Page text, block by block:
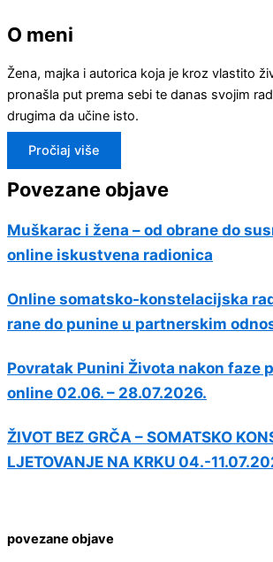
O meni
Žena, majka i autorica koja je kroz vlastito
pronašla put prema sebi te danas svojim
drugima da učine isto.
Pročiaj više
Povezane objave
Muškarac i žena – od obrane do
online iskustvena radionica
Online somatsko-konstelacijska
rane do punine u partnerskim
Povratak Punini Života nakon faze
online 02.06. – 28.07.2026.
ŽIVOT BEZ GRČA – SOMATSKO
LJETOVANJE NA KRKU 04.-
povezane objave